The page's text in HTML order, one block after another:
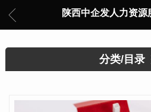
陕西中企发人力资源
分类/目录